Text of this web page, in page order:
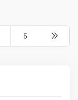
5